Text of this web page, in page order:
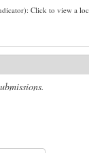
Click to view a